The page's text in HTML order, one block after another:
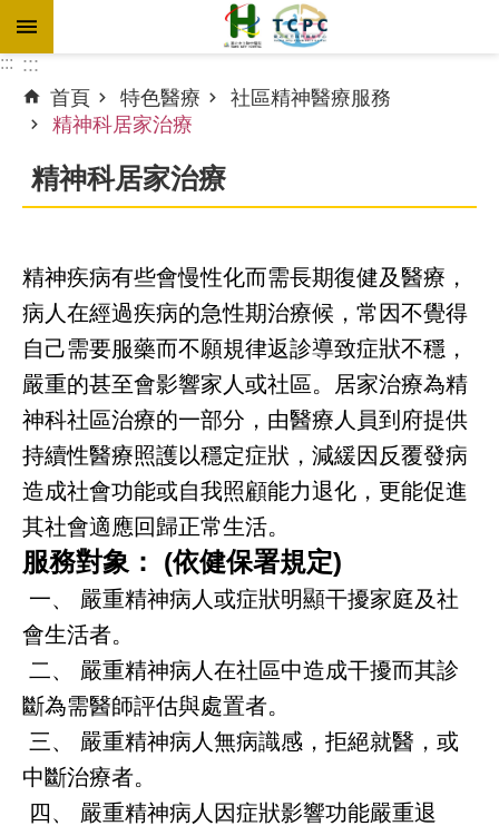
跳到主要內容區塊
進
階
尋
訊
息
專
認
識
本
院
就
醫
指
南
特
色
醫
衛
::: :::
首頁
特色醫療
社區精神醫療服務
精神科居家治療
精神科居家治療
精神疾病有些會慢性化而需長期復健及醫療，
病人在經過疾病的急性期治療候，常因不覺得
自己需要服藥而不願規律返診導致症狀不穩，
嚴重的甚至會影響家人或社區。居家治療為精
神科社區治療的一部分，由醫療人員到府提供
持續性醫療照護以穩定症狀，減緩因反覆發病
造成社會功能或自我照顧能力退化，更能促進
其社會適應回歸正常生活。
服務對象： (依健保署規定)
一、 嚴重精神病人或症狀明顯干擾家庭及社
會生活者。
二、 嚴重精神病人在社區中造成干擾而其診
斷為需醫師評估與處置者。
三、 嚴重精神病人無病識感，拒絕就醫，或
中斷治療者。
四、 嚴重精神病人因症狀影響功能嚴重退